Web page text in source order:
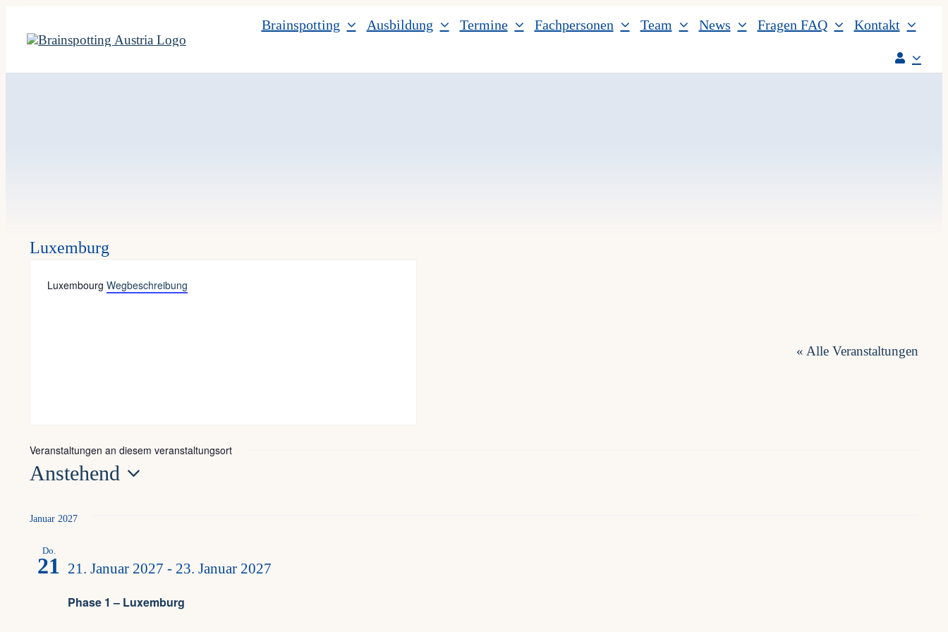
content
Brainspotting Ausbildung Termine Fachpersonen Team News Fragen FAQ Kontakt
Luxemburg
« Alle Veranstaltungen
Adresse
Luxembourg Wegbeschreibung
Veranstaltungen an diesem veranstaltungsort
Anstehend
wählen.
Januar 2027
Do.
21
Phase 1 – Luxemburg
21. Januar 2027 - 23. Januar 2027